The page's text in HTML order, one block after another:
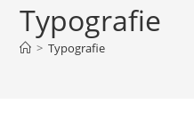
Typografie
> Typografie